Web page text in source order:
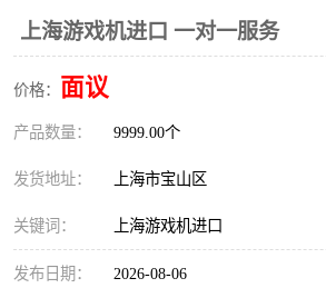
上海游戏机进口 一对一服务
价格： 面议
产品数量： 9999.00个
发货地址： 上海市宝山区
关键词： 上海游戏机进口
发布日期： 2026-08-06